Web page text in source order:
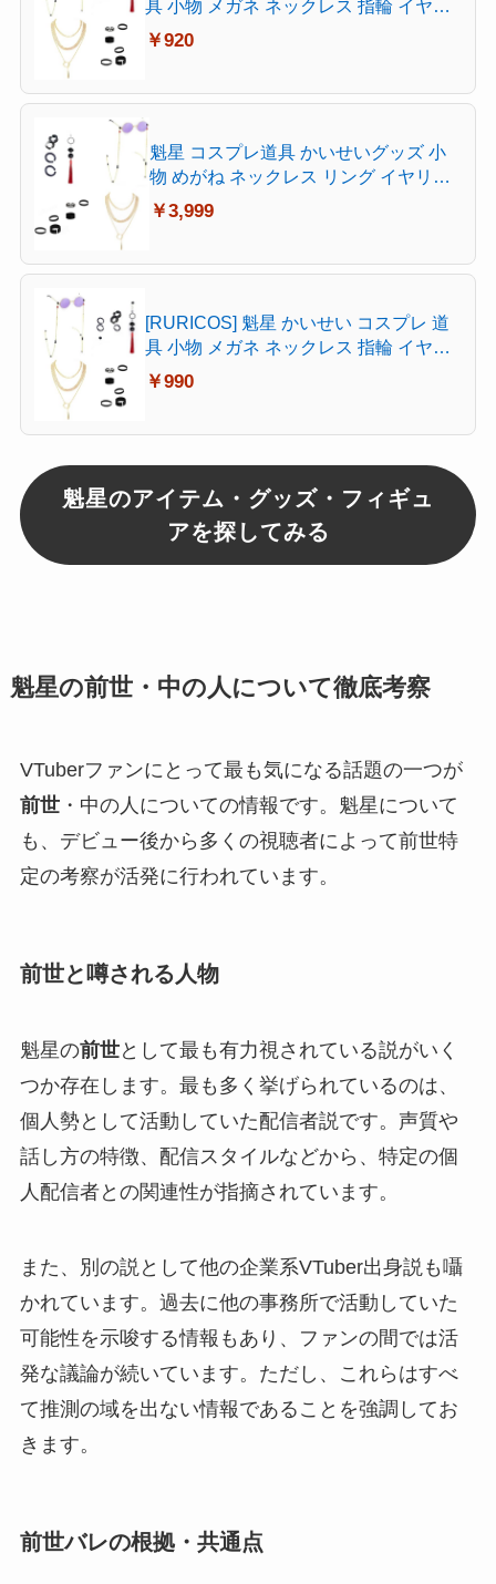
具 小物 メガネ ネックレス 指輪 イヤリ
ング アクセサリー 耳飾り コスチューム
￥920
魁星 コスプレ道具 かいせいグッズ 小
物 めがね ネックレス リング イヤリン
グ アクセサリー バーチャルアイドル
仮装 漫遊展 撮影 観賞用 誕生日 忘年会
￥3,999
[RURICOS] 魁星 かいせい コスプレ 道
具 小物 メガネ ネックレス 指輪 イヤリ
ング アクセサリー 耳飾り コスチューム
￥990
魁星のアイテム・グッズ・フィギュ
アを探してみる
魁星の前世・中の人について徹底考察
VTuberファンにとって最も気になる話題の一つが
前世・中の人についての情報です。魁星について
も、デビュー後から多くの視聴者によって前世特
定の考察が活発に行われています。
前世と噂される人物
魁星の前世として最も有力視されている説がいく
つか存在します。最も多く挙げられているのは、
個人勢として活動していた配信者説です。声質や
話し方の特徴、配信スタイルなどから、特定の個
人配信者との関連性が指摘されています。
また、別の説として他の企業系VTuber出身説も囁
かれています。過去に他の事務所で活動していた
可能性を示唆する情報もあり、ファンの間では活
発な議論が続いています。ただし、これらはすべ
て推測の域を出ない情報であることを強調してお
きます。
前世バレの根拠・共通点